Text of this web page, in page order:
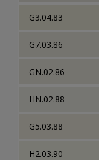
G3.04.83
G7.03.86
GN.02.86
HN.02.88
G5.03.88
H2.03.90